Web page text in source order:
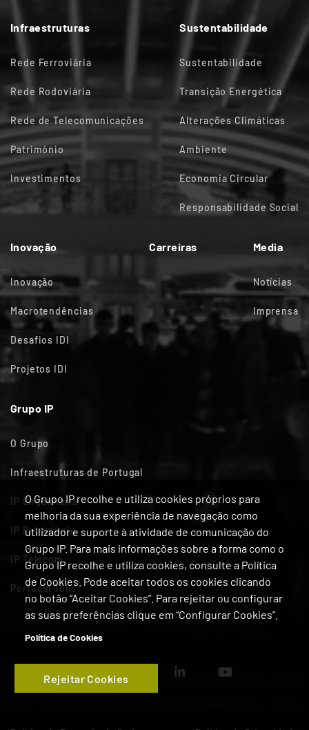
O Grupo IP recolhe e utiliza cookies próprios para
melhoria da sua experiência de navegação como
utilizador e suporte à atividade de comunicação do
Grupo IP. Para mais informações sobre a forma como o
Grupo IP recolhe e utiliza cookies, consulte a Política
de Cookies. Pode aceitar todos os cookies clicando
no botão “Aceitar Cookies”. Para rejeitar ou configurar
as suas preferências clique em “Configurar Cookies”.
Política de Cookies
Rejeitar Cookies
Infraestruturas
Rede Ferroviária
Rede Rodoviária
Rede de Telecomunicações
Património
Investimentos
Sustentabilidade
Sustentabilidade
Transição Energética
Alterações Climáticas
Ambiente
Economia Circular
Responsabilidade Social
Inovação
Inovação
Macrotendências
Desafios IDI
Projetos IDI
Carreiras Media
Notícias
Imprensa
Grupo IP
O Grupo
Infraestruturas de Portugal
IP Engenharia
IP Património
IP Telecom
Portugal Tolls